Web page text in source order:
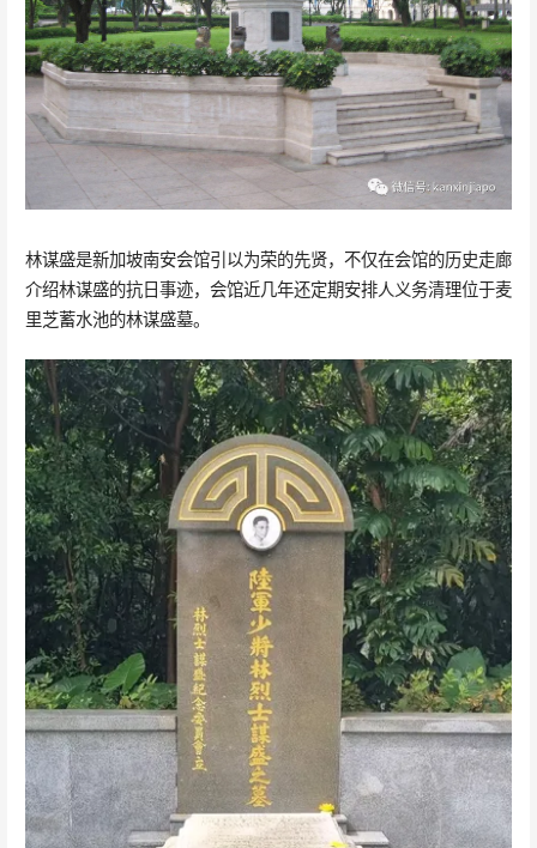
林谋盛是新加坡南安会馆引以为荣的先贤，不仅在会馆的历史走廊
介绍林谋盛的抗日事迹，会馆近几年还定期安排人义务清理位于麦
里芝蓄水池的林谋盛墓。